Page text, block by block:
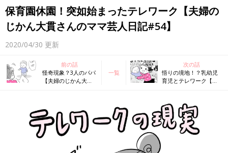
保育園休園！突如始まったテレワーク【夫婦の
じかん大貫さんのママ芸人日記#54】
2020/04/30 更新
前の話
怪奇現象？3人のパパ
【夫婦のじかん大貫
一覧
次の話
悟りの境地！？乳幼児
育児とテレワーク【夫